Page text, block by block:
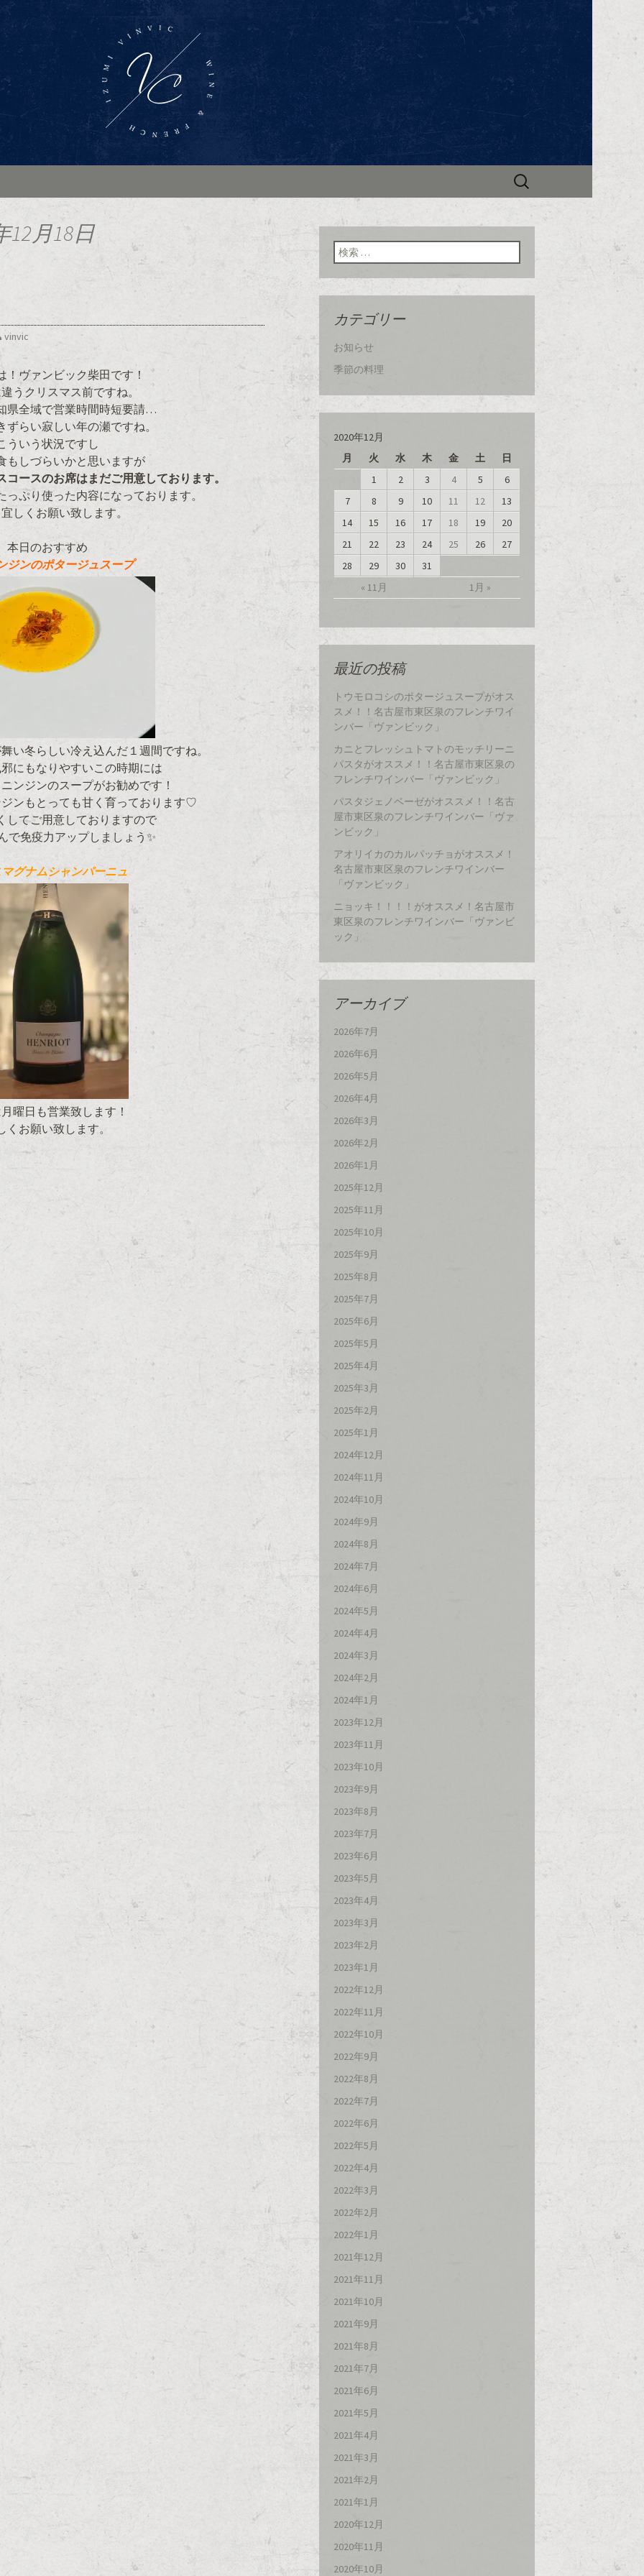
バー「ヴァンビック」のブ
ンバー「Wine Bar Vinvic～ヴァンビック～」。ブルゴーニュ地方のワイ
料理がお楽しみいただけます。ブログで新着情報やお知らせを更新中。
検
12月18日
vinvic
！ヴァンビック柴田です！
うクリスマス前ですね。
県全域で営業時間時短要請…
ずらい寂しい年の瀬ですね。
ういう状況ですし
もしづらいかと思いますが
コースのお席はまだご用意しております。
ぷり使った内容になっております。
しくお願い致します。
本日のおすすめ
ジンのポタージュスープ
い冬らしい冷え込んだ１週間ですね。
にもなりやすいこの時期には
ンジンのスープがお勧めです！
ンもとっても甘く育っております♡
してご用意しておりますので
で免疫力アップしましょう✨
グナムシャンパーニュ
曜日も営業致します！
くお願い致します。
検索:
カテゴリー
お知らせ
季節の料理
2020年12月
月
火 水 木 金 土 日
« 11月 1月 »
1 2 3 4 5
6
7
8 9 10 11 12
13
14
15 16 17 18 19
20
21
22 23 24 25 26
27
28
29 30 31
最近の投稿
トウモロコシのポタージュスープがオス
スメ！！名古屋市東区泉のフレンチワイ
ンバー「ヴァンビック」
カニとフレッシュトマトのモッチリーニ
パスタがオススメ！！名古屋市東区泉の
フレンチワインバー「ヴァンビック」
パスタジェノベーゼがオススメ！！名古
屋市東区泉のフレンチワインバー「ヴァ
ンビック」
アオリイカのカルパッチョがオススメ！
名古屋市東区泉のフレンチワインバー
「ヴァンビック」
ニョッキ！！！！がオススメ！名古屋市
東区泉のフレンチワインバー「ヴァンビ
ック」
アーカイブ
2026年7月
2026年6月
2026年5月
2026年4月
2026年3月
2026年2月
2026年1月
2025年12月
2025年11月
2025年10月
2025年9月
2025年8月
2025年7月
2025年6月
2025年5月
2025年4月
2025年3月
2025年2月
2025年1月
2024年12月
2024年11月
2024年10月
2024年9月
2024年8月
2024年7月
2024年6月
2024年5月
2024年4月
2024年3月
2024年2月
2024年1月
2023年12月
2023年11月
2023年10月
2023年9月
2023年8月
2023年7月
2023年6月
2023年5月
2023年4月
2023年3月
2023年2月
2023年1月
2022年12月
2022年11月
2022年10月
2022年9月
2022年8月
2022年7月
2022年6月
2022年5月
2022年4月
2022年3月
2022年2月
2022年1月
2021年12月
2021年11月
2021年10月
2021年9月
2021年8月
2021年7月
2021年6月
2021年5月
2021年4月
2021年3月
2021年2月
2021年1月
2020年12月
2020年11月
2020年10月